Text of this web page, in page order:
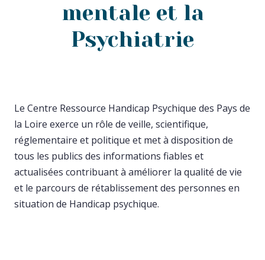
mentale et la
Psychiatrie
Le Centre Ressource Handicap Psychique des Pays de
la Loire exerce un rôle de veille, scientifique,
réglementaire et politique et met à disposition de
tous les publics des informations fiables et
actualisées contribuant à améliorer la qualité de vie
et le parcours de rétablissement des personnes en
situation de Handicap psychique.